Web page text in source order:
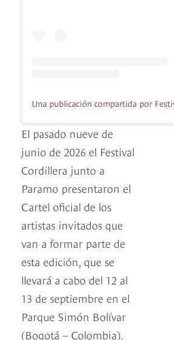
El pasado nueve de
junio de 2026 el Festival
Cordillera junto a
Paramo presentaron el
Cartel oficial de los
artistas invitados que
van a formar parte de
esta edición, que se
llevará a cabo del 12 al
13 de septiembre en el
Parque Simón Bolívar
(Bogotá – Colombia).